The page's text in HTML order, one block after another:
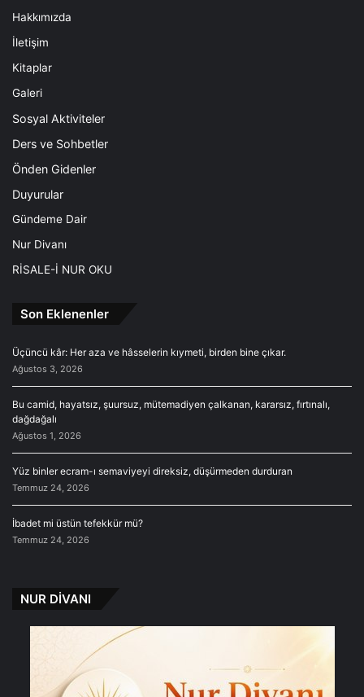
Hakkımızda
İletişim
Kitaplar
Galeri
Sosyal Aktiviteler
Ders ve Sohbetler
Önden Gidenler
Duyurular
Gündeme Dair
Nur Divanı
RİSALE-İ NUR OKU
Son Eklenenler
Üçüncü kâr: Her aza ve hâsselerin kıymeti, birden bine çıkar.
Ağustos 3, 2026
Bu camid, hayatsız, şuursuz, mütemadiyen çalkanan, kararsız, fırtınalı,
dağdağalı
Ağustos 1, 2026
Yüz binler ecram-ı semaviyeyi direksiz, düşürmeden durduran
Temmuz 24, 2026
İbadet mi üstün tefekkür mü?
Temmuz 24, 2026
NUR DİVANI